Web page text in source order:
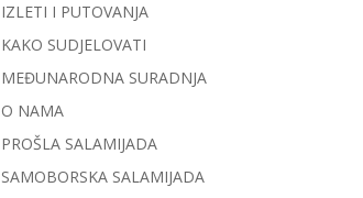
IZLETI I PUTOVANJA
KAKO SUDJELOVATI
MEĐUNARODNA SURADNJA
O NAMA
PROŠLA SALAMIJADA
SAMOBORSKA SALAMIJADA